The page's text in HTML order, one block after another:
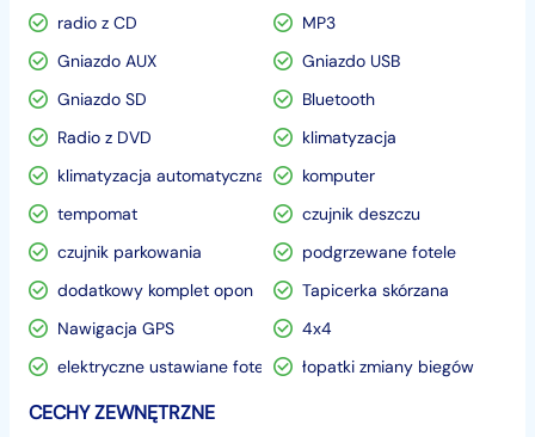
radio z CD
MP3
Gniazdo AUX
Gniazdo USB
Gniazdo SD
Bluetooth
Radio z DVD
klimatyzacja
klimatyzacja automatyczna
komputer
tempomat
czujnik deszczu
czujnik parkowania
podgrzewane fotele
dodatkowy komplet opon
Tapicerka skórzana
Nawigacja GPS
4x4
elektryczne ustawiane fotele
łopatki zmiany biegów
CECHY ZEWNĘTRZNE